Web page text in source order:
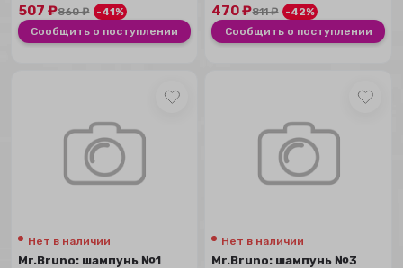
507₽860₽
-41%
Сообщить о поступлении
470₽811₽
-42%
Сообщить о поступлении
Нет в наличии
Mr.Bruno: шампунь №1
Нет в наличии
Mr.Bruno: шампунь №3